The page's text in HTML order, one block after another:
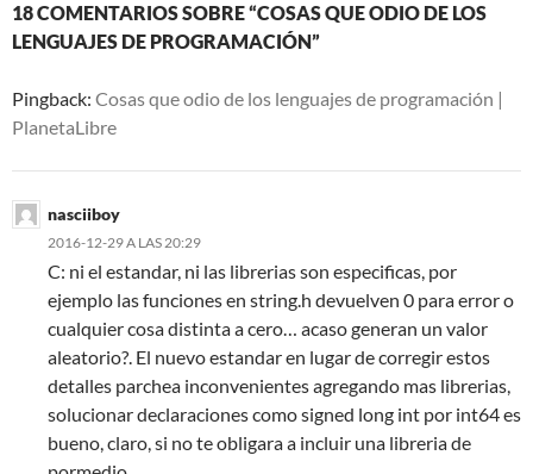
18 COMENTARIOS SOBRE “COSAS QUE ODIO DE LOS
LENGUAJES DE PROGRAMACIÓN”
Pingback: Cosas que odio de los lenguajes de programación |
PlanetaLibre
nasciiboy
2016-12-29 A LAS 20:29
C: ni el estandar, ni las librerias son especificas, por
ejemplo las funciones en string.h devuelven 0 para error o
cualquier cosa distinta a cero… acaso generan un valor
aleatorio?. El nuevo estandar en lugar de corregir estos
detalles parchea inconvenientes agregando mas librerias,
solucionar declaraciones como signed long int por int64 es
bueno, claro, si no te obligara a incluir una libreria de